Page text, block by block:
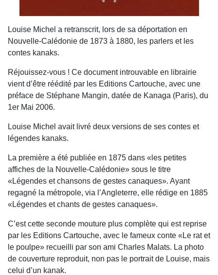
Louise Michel a retranscrit, lors de sa déportation en
Nouvelle-Calédonie de 1873 à 1880, les parlers et les
contes kanaks.
Réjouissez-vous ! Ce document introuvable en librairie
vient d’être réédité par les Editions Cartouche, avec une
préface de Stéphane Mangin, datée de Kanaga (Paris), du
1er Mai 2006.
Louise Michel avait livré deux versions de ses contes et
légendes kanaks.
La première a été publiée en 1875 dans «les petites
affiches de la Nouvelle-Calédonie» sous le titre
«Légendes et chansons de gestes canaques». Ayant
regagné la métropole, via l’Angleterre, elle rédige en 1885
«Légendes et chants de gestes canaques».
C’est cette seconde mouture plus complète qui est reprise
par les Editions Cartouche, avec le fameux conte «Le rat et
le poulpe» recueilli par son ami Charles Malats. La photo
de couverture reproduit, non pas le portrait de Louise, mais
celui d’un kanak.